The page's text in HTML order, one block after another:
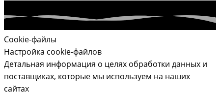
Cookie-файлы
Настройка cookie-файлов
Детальная информация о целях обработки данных и
поставщиках, которые мы используем на наших
сайтах